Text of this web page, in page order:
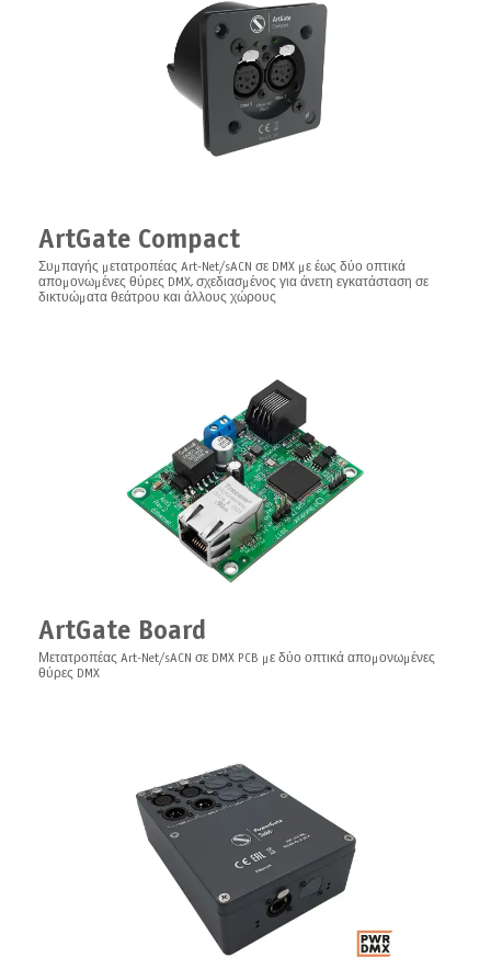
ArtGate Compact
Συμπαγής μετατροπέας Art-Net/sACN σε DMX με έως δύο οπτικά
απομονωμένες θύρες DMX, σχεδιασμένος για άνετη εγκατάσταση σε
δικτυώματα θεάτρου και άλλους χώρους
ArtGate Board
Μετατροπέας Art-Net/sACN σε DMX PCB με δύο οπτικά απομονωμένες
θύρες DMX
LEDGate Board
LEDGate Slave Board
Μονάδα επέκτασης PCB για LEDGate Compact και LEDGate Wireless
IsoGate Board
PCB οπτικά απομονωμένος επαναλήπτης DMX, ενισχυτής, διανομέας για
Board series devices.
Κιτ επιφανειακής τοποθέτησης για τη σειρά Board
Χάλυβας διάτρητος DIN ράγα, συμβατή με καπέλο, 300mm x 35mm x
Προσαρμογέας για Πίνακα ArtGate 1XLR/2XLR (5-pin)